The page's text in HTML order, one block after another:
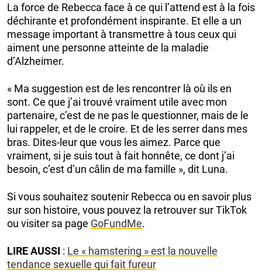
La force de Rebecca face à ce qui l’attend est à la fois
déchirante et profondément inspirante. Et elle a un
message important à transmettre à tous ceux qui
aiment une personne atteinte de la maladie
d’Alzheimer.
« Ma suggestion est de les rencontrer là où ils en
sont. Ce que j’ai trouvé vraiment utile avec mon
partenaire, c’est de ne pas le questionner, mais de le
lui rappeler, et de le croire. Et de les serrer dans mes
bras. Dites-leur que vous les aimez. Parce que
vraiment, si je suis tout à fait honnête, ce dont j’ai
besoin, c’est d’un câlin de ma famille », dit Luna.
Si vous souhaitez soutenir Rebecca ou en savoir plus
sur son histoire, vous pouvez la retrouver sur TikTok
ou visiter sa page GoFundMe.
LIRE AUSSI : Le « hamstering » est la nouvelle
tendance sexuelle qui fait fureur